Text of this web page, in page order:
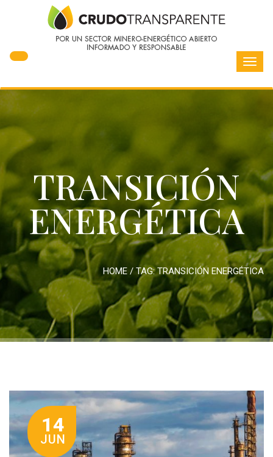
TRANSICIÓN
ENERGÉTICA
HOME / TAG:TRANSICIÓN ENERGÉTICA
14
JUN